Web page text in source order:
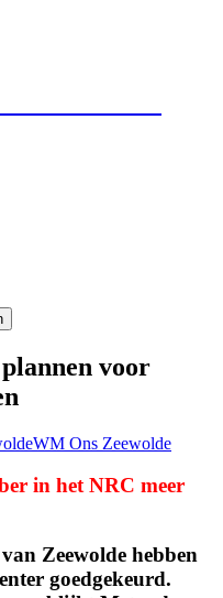
voor
WM Ons Zeewolde
in het NRC meer
Zeewolde hebben
goedgekeurd.